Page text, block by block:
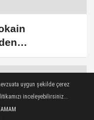
uygun şekilde çerez
inceleyebilirsiniz...